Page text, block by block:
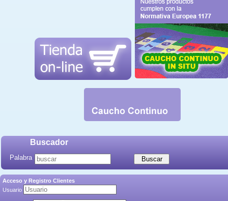
Buscador
Palabra
Acceso y Registro Clientes
Usuario